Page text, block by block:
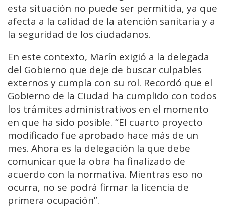
esta situación no puede ser permitida, ya que
afecta a la calidad de la atención sanitaria y a
la seguridad de los ciudadanos.
En este contexto, Marín exigió a la delegada
del Gobierno que deje de buscar culpables
externos y cumpla con su rol. Recordó que el
Gobierno de la Ciudad ha cumplido con todos
los trámites administrativos en el momento
en que ha sido posible. “El cuarto proyecto
modificado fue aprobado hace más de un
mes. Ahora es la delegación la que debe
comunicar que la obra ha finalizado de
acuerdo con la normativa. Mientras eso no
ocurra, no se podrá firmar la licencia de
primera ocupación”.